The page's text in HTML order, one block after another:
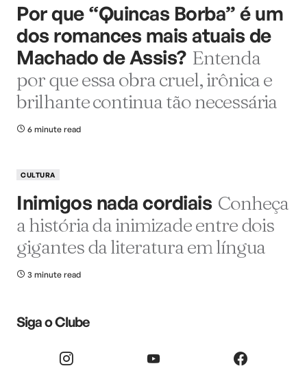
Por que “Quincas Borba” é um
dos romances mais atuais de
Machado de Assis? Entenda
por que essa obra cruel, irônica e
brilhante continua tão necessária
6 minute read
CULTURA
Inimigos nada cordiais Conheça
a história da inimizade entre dois
gigantes da literatura em língua
3 minute read
Siga o Clube